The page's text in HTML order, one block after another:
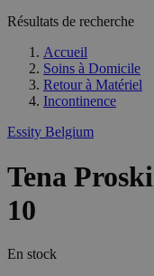
Résultats de recherche
Accueil
Soins à Domicile
Retour à Matériel
Incontinence
Essity Belgium
Tena
10
En stock